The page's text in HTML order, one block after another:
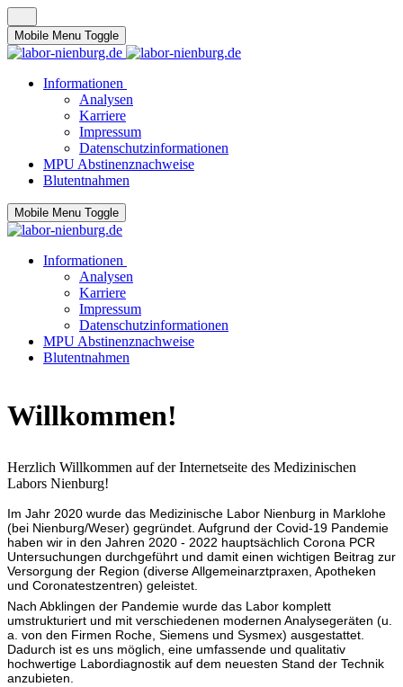
Mobile Menu Toggle
Informationen
Analysen
Karriere
Impressum
Datenschutzinformationen
MPU Abstinenznachweise
Blutentnahmen
Mobile Menu Toggle
Informationen
Analysen
Karriere
Impressum
Datenschutzinformationen
MPU Abstinenznachweise
Blutentnahmen
Willkommen!
Herzlich Willkommen auf der Internetseite des Medizinischen
Labors Nienburg!
Im Jahr 2020 wurde das Medizinische Labor Nienburg in Marklohe
(bei Nienburg/Weser) gegründet. Aufgrund der Covid-19 Pandemie
haben wir in den Jahren 2020 - 2022 hauptsächlich Corona PCR
Untersuchungen durchgeführt und damit einen wichtigen Beitrag zur
Versorgung der Region (diverse Allgemeinarztpraxen, Apotheken
und Coronatestzentren) geleistet.
Nach Abklingen der Pandemie wurde das Labor komplett
umstrukturiert und mit verschiedenen modernen Analysegeräten (u.
a. von den Firmen Roche, Siemens und Sysmex) ausgestattet.
Dadurch ist es uns möglich, eine umfassende und qualitativ
hochwertige Labordiagnostik auf dem neuesten Stand der Technik
anzubieten.